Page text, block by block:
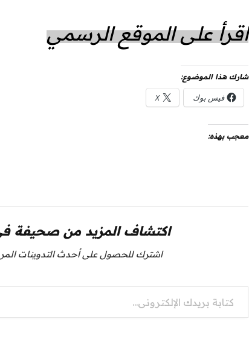
اقرأ على الموقع الرسمي
شارك هذا الموضوع:
فيس بوك X
معجب بهذه:
اكتشاف المزيد من صحيفة
اشترك للحصول على أحدث التدوينات
كتابة بريدك الإلكتروني...